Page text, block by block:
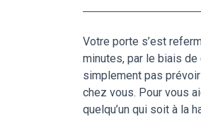
Votre porte s’est
minutes, par le biais
simplement pas
chez vous. Pour vous
quelqu’un qui soit à la